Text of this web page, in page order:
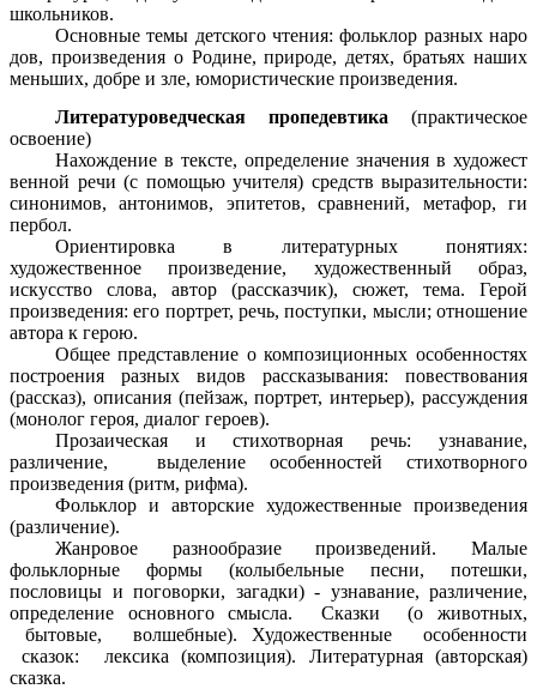
школьников.
Основные темы детского чтения: фольклор разных наро
дов, произведения о Родине, природе, детях, братьях наших
меньших, добре и зле, юмористические произведения.
Литературоведческая пропедевтика (практическое
освоение)
Нахождение в тексте, определение значения в художест
венной речи (с помощью учителя) средств выразительности:
синонимов, антонимов, эпитетов, сравнений, метафор, ги
пербол.
Ориентировка в литературных понятиях:
художественное произведение, художественный образ,
искусство слова, автор (рассказчик), сюжет, тема. Герой
произведения: его портрет, речь, поступки, мысли; отношение
автора к герою.
Общее представление о композиционных особенностях
построения разных видов рассказывания: повествования
(рассказ), описания (пейзаж, портрет, интерьер), рассуждения
(монолог героя, диалог героев).
Прозаическая и стихотворная речь: узнавание,
различение, выделение особенностей стихотворного
произведения (ритм, рифма).
Фольклор и авторские художественные произведения
(различение).
Жанровое разнообразие произведений. Малые
фольклорные формы (колыбельные песни, потешки,
пословицы и поговорки, загадки) - узнавание, различение,
определение основного смысла. Сказки (о животных,
бытовые, волшебные). Художественные особенности
сказок: лексика (композиция). Литературная (авторская)
сказка.